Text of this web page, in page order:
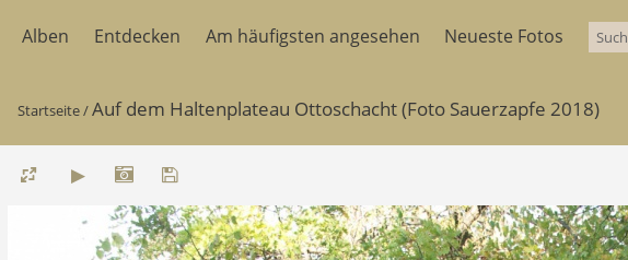
Alben Entdecken Am häufigsten angesehen Neueste Fotos
Startseite/Auf dem Haltenplateau Ottoschacht (Foto Sauerzapfe 2018)